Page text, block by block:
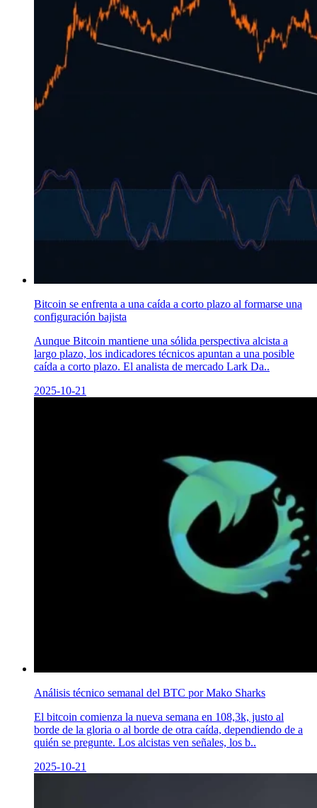
Bitcoin se enfrenta a una caída a corto plazo al formarse una
configuración bajista
Aunque Bitcoin mantiene una sólida perspectiva alcista a
largo plazo, los indicadores técnicos apuntan a una posible
caída a corto plazo. El analista de mercado Lark Da..
2025-10-21
Análisis técnico semanal del BTC por Mako Sharks
El bitcoin comienza la nueva semana en 108,3k, justo al
borde de la gloria o al borde de otra caída, dependiendo de a
quién se pregunte. Los alcistas ven señales, los b..
2025-10-21